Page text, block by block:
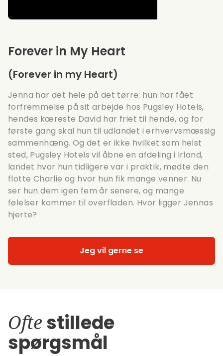
Forever in My Heart
(Forever in my Heart)
Jenna har det hele på det tørre: hun har fået
forfremmelse på sit arbejde hos Pugsley Hotels,
hendes kæreste David har friet til hende, og for
første gang skal hun til udlandet i erhvervsmæssig
sammenhæng. Og det er ikke hvilket som helst
sted, Pugsley Hotels vil åbne en afdeling i Irland,
landet hvor hun tidligere var i praktik, mødte den
flotte Charlie og hvor hun fik mange venner. Nu
ser hun dem igen fem år senere, og mange
følelser kommer til overfladen. Hvor ligger Jennas
hjerte?
Jeg vil gerne se
Ofte stillede
spørgsmål